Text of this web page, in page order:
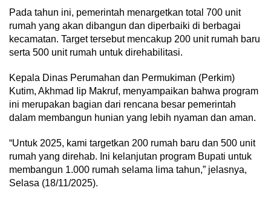
Pada tahun ini, pemerintah menargetkan total 700 unit
rumah yang akan dibangun dan diperbaiki di berbagai
kecamatan. Target tersebut mencakup 200 unit rumah baru
serta 500 unit rumah untuk direhabilitasi.
Kepala Dinas Perumahan dan Permukiman (Perkim)
Kutim, Akhmad Iip Makruf, menyampaikan bahwa program
ini merupakan bagian dari rencana besar pemerintah
dalam membangun hunian yang lebih nyaman dan aman.
“Untuk 2025, kami targetkan 200 rumah baru dan 500 unit
rumah yang direhab. Ini kelanjutan program Bupati untuk
membangun 1.000 rumah selama lima tahun,” jelasnya,
Selasa (18/11/2025).